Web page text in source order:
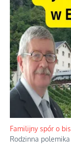
Ciemna strona
Historia jest
że będziemy coś
powstania nie